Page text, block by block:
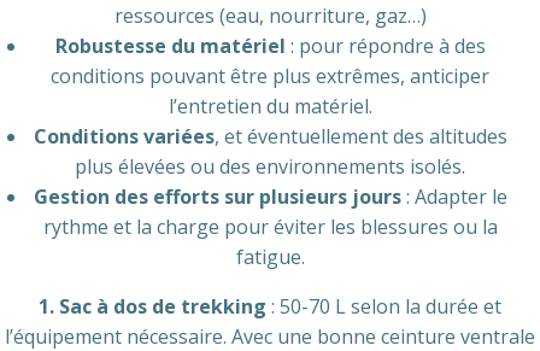
ressources (eau, nourriture, gaz…)
Robustesse du matériel : pour répondre à des
conditions pouvant être plus extrêmes, anticiper
l’entretien du matériel.
Conditions variées, et éventuellement des altitudes
plus élevées ou des environnements isolés.
Gestion des efforts sur plusieurs jours: Adapter le
rythme et la charge pour éviter les blessures ou la
fatigue.
1. Sac à dos de trekking : 50-70 L selon la durée et
l’équipement nécessaire. Avec une bonne ceinture ventrale